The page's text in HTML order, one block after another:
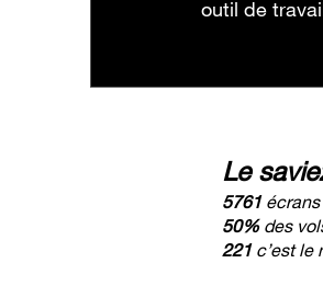
outil de
Le
5761écrans
50%des
221c’est le